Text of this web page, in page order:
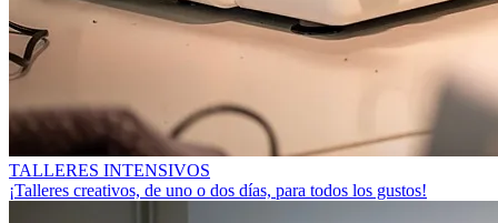
TALLERES INTENSIVOS
¡Talleres creativos, de uno o dos días, para todos los gustos!